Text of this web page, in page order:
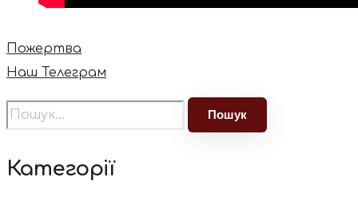
Пожертва
Наш Телеграм
Категорії